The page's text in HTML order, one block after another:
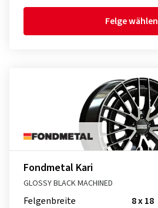
Felge wählen
Fondmetal Kari
GLOSSY BLACK MACHINED
Felgenbreite
8 x 18